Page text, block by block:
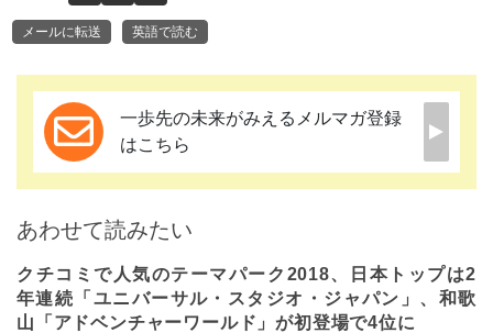
メールに転送 英語で読む
一歩先の未来がみえるメルマガ登録
はこちら
あわせて読みたい
クチコミで人気のテーマパーク2018、日本トップは2
年連続「ユニバーサル・スタジオ・ジャパン」、和歌
山「アドベンチャーワールド」が初登場で4位に